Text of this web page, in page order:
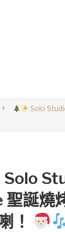
Solo
Solo
誕燒
！